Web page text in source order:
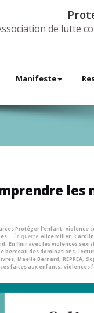
de lutte
Manifeste
les
Protéger l'enfant, violence
Étiquette Alice Miller,
, En finir avec les violences
berceau des dominations,
, Maëlle Bernard, REPPEA,
faites aux enfants, violences